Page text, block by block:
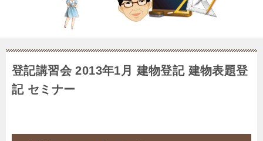
登記講習会 2013年1月 建物登記 建物表題登
記 セミナー